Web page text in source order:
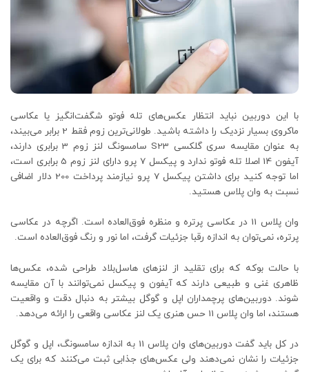
با این دوربین نباید انتظار عکس‌های تله فوتو شگفت‌انگیز یا عکاسی
ماکروی بسیار نزدیک را داشته باشید. طولانی‌ترین زوم فقط 2 برابر می‌بیند،
به عنوان مقایسه سری گلکسی S23 سامسونگ لنز زوم 3 برابری دارند،
آیفون 14 اصلا تله فوتو ندارد و پیکسل 7 پرو دارای لنز زوم 5 برابری است،
اما توجه کنید برای داشتن پیکسل 7 پرو نیازمند پرداخت 200 دلار اضافی
نسبت به وان پلاس هستید.
وان پلاس 11 در عکاسی پرتره و منظره فوق‌العاده است. اگرچه در عکاسی
پرتره، نمی‌توان به اندازه رقبا جزئیات گرفت، اما نور و رنگ فوق‌العاده است.
با حالت بوکه که برای تقلید از لنزهای هاسل‌بلاد طراحی شده، عکس‌ها
ظاهری غنی و طبیعی دارند که آیفون و پیکسل نمی‌توانند با آن مقایسه
شوند. دوربین‌های پرچمداران اپل و گوگل بیشتر به دنبال دقت و واقعیت
هستند، اما وان پلاس 11 حس هنری یک لنز عکاسی واقعی را ارائه می‌دهد.
در کل باید گفت دوربین‌های وان پلاس 11 به اندازه سامسونگ، اپل و گوگل
جزئیات را نشان نمی‌دهند ولی عکس‌های جذابی ثبت می‌کنند که برای یک